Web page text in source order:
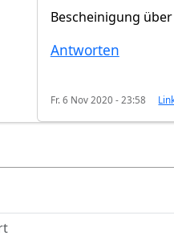
Bescheinigung
Antworten
Fr. 6 Nov 2020 - 23:58